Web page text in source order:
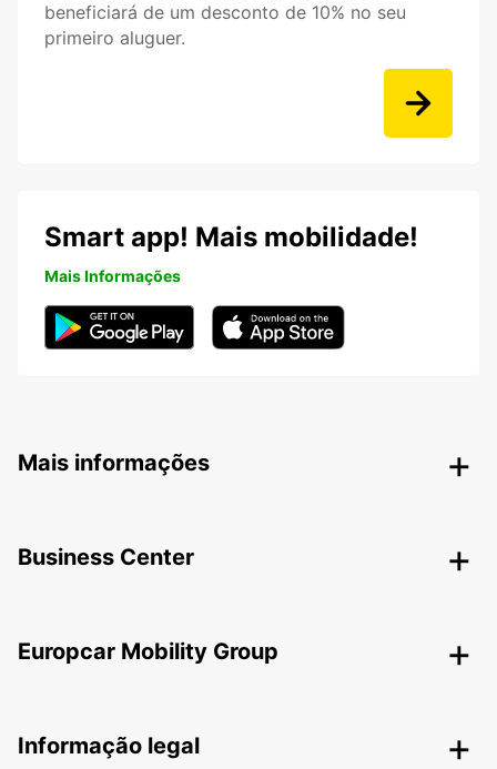
beneficiará de um desconto de 10% no seu
primeiro aluguer.
Smart app! Mais mobilidade!
Mais Informações
Mais informações
Business Center
Europcar Mobility Group
Informação legal